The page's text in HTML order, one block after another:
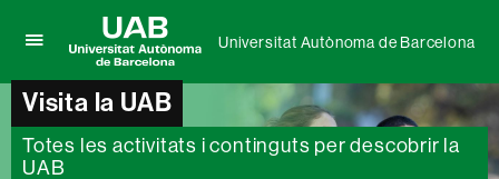
per
desplegar
el
menú
de
UAB
Universitat
Autònoma
de
Barcelona
Universitat Autònoma de Barcelona
Visita la UAB
Totes les activitats i continguts per descobrir la
UAB